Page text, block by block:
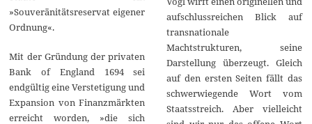
»Souveränitätsreservat eigener
Ordnung«.
Mit der Gründung der privaten
Bank of England 1694 sei
endgültig eine Verstetigung und
Expansion von Finanzmärkten
erreicht worden, »die sich
aufschlussreichen Blick auf
transnationale
Machtstrukturen, seine
Darstellung überzeugt. Gleich
auf den ersten Seiten fällt das
schwerwiegende Wort vom
Staatsstreich. Aber vielleicht